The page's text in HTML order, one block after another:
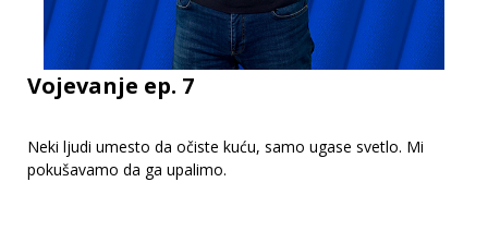
Vojevanje ep. 7
Neki ljudi umesto da očiste kuću, samo ugase svetlo. Mi
pokušavamo da ga upalimo.